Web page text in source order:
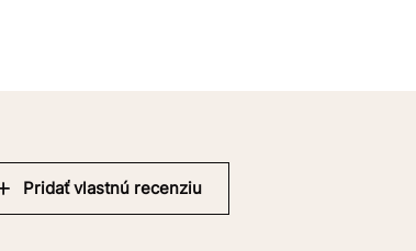
Pridať vlastnú recenziu